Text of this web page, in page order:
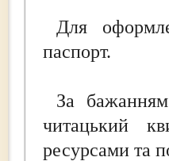
Для
паспорт.
За бажанням
читацький
ресурсами та